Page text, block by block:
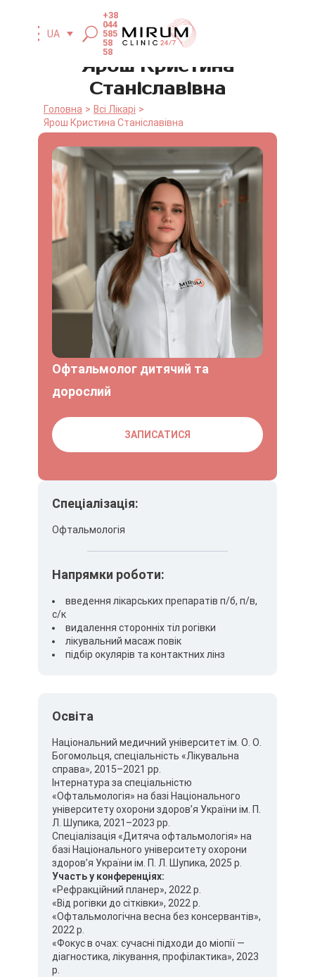
UA
+38
044
585
58
58
Ярош Кристина
Станіславівна
Головна
Всі Лікарі
Ярош Кристина Станіславівна
Офтальмолог дитячий та
дорослий
ЗАПИСАТИСЯ
Спеціалізація:
Офтальмологія
Напрямки роботи:
введення лікарських препаратів п/б, п/в,
с/к
видалення сторонніх тіл рогівки
лікувальний масаж повік
підбір окулярів та контактних лінз
Освіта
Національний медичний університет ім. О. О.
Богомольця, спеціальність «Лікувальна
справа», 2015–2021 рр.
Інтернатура за спеціальністю
«Офтальмологія» на базі Національного
університету охорони здоров’я України ім. П.
Л. Шупика, 2021–2023 рр.
Спеціалізація «Дитяча офтальмологія» на
базі Національного університету охорони
здоров’я України ім. П. Л. Шупика, 2025 р.
Участь у конференціях:
«Рефракційний планер», 2022 р.
«Від рогівки до сітківки», 2022 р.
«Офтальмологічна весна без консервантів»,
2022 р.
«Фокус в очах: сучасні підходи до міопії —
діагностика, лікування, профілактика», 2023
р.